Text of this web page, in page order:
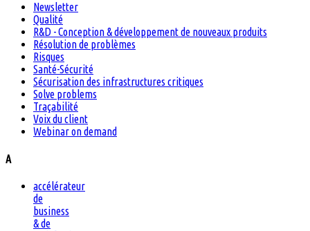
Newsletter
Qualité
R&D - Conception & développement de nouveaux produits
Résolution de problèmes
Risques
Santé-Sécurité
Sécurisation des infrastructures critiques
Solve problems
Traçabilité
Voix du client
Webinar on demand
A
accélérateur
de
business
& de